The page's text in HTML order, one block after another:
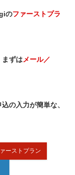
のファーストプラ
まずはメール／
の入力が簡単な、
ーストプラン